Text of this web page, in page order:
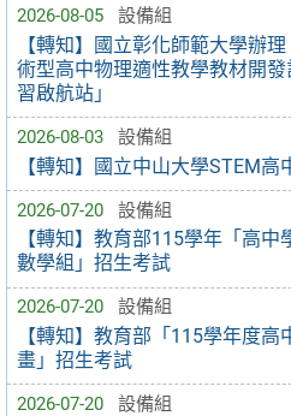
2026-08-05 設備組
【轉知】國立彰化師範大學辦
術型高中物理適性教學教材開
習啟航站」
2026-08-03 設備組
【轉知】國立中山大學STEM
2026-07-20 設備組
【轉知】教育部115學年「高
數學組」招生考試
2026-07-20 設備組
【轉知】教育部「115學年度
畫」招生考試
2026-07-20 設備組